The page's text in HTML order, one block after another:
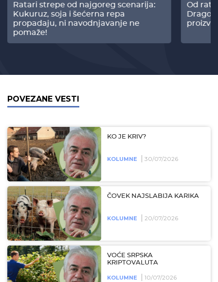
Ratari strepe od najgoreg scenarija:
Kukuruz, soja i šećerna repa
propadaju, ni navodnjavanje ne
pomaže!
Od
POVEZANE VESTI
KO JE KRIV?
KOLUMNE 30/07/2026
ČOVEK NAJSLABIJA KARIKA
KOLUMNE 20/07/2026
VOĆE SRPSKA
KRIPTOVALUTA
KOLUMNE 10/07/2026